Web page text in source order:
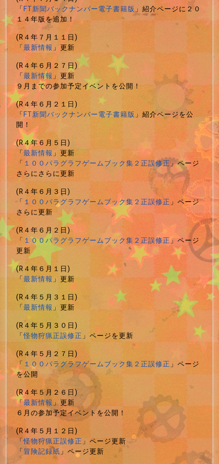
「FT新聞バックナンバー電子書籍版」紹介ページに２０
１４年版を追加！
(R４年７月１１日)
「最新情報」更新
(R４年６月２７日)
「最新情報」更新
９月までの参加予定イベントを公開！
(R４年６月２１日)
「FT新聞バックナンバー電子書籍版」紹介ページを公
開！
(R４年６月５日)
「最新情報」更新
「 １００パラグラフゲームブック集２正誤修正」ページ
さらにさらに更新
(R４年６月３日)
「 １００パラグラフゲームブック集２正誤修正」ページ
さらに更新
(R４年６月２日)
「 １００パラグラフゲームブック集２正誤修正」ページ
更新
(R４年６月１日)
「最新情報」更新
(R４年５月３１日)
「最新情報」更新
(R４年５月３０日)
「怪物狩猟正誤修正」ページを更新
(R４年５月２７日)
「 １００パラグラフゲームブック集２正誤修正」ページ
を公開
(R４年５月２６日)
「最新情報」更新
６月の参加予定イベントを公開！
(R４年５月１２日)
「怪物狩猟正誤修正」ページ更新
「冒険記録紙」ページ更新